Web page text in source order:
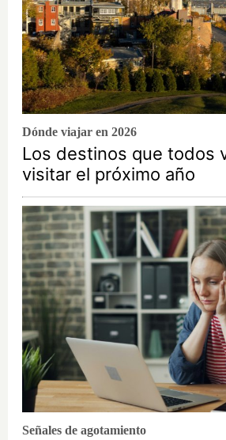
Dónde viajar en 2026
Los destinos que todos
visitar el próximo año
Señales de agotamiento